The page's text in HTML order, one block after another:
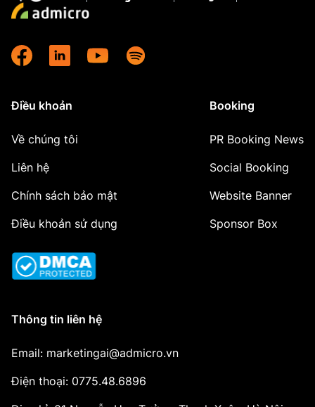
Điều khoản
Về chúng tôi
Liên hệ
Chính sách bảo mật
Điều khoản sử dụng
Booking
PR Booking News
Social Booking
Website Banner
Sponsor Box
Thông tin liên hệ
Email: marketingai@admicro.vn
Điện thoại: 0775.48.6896